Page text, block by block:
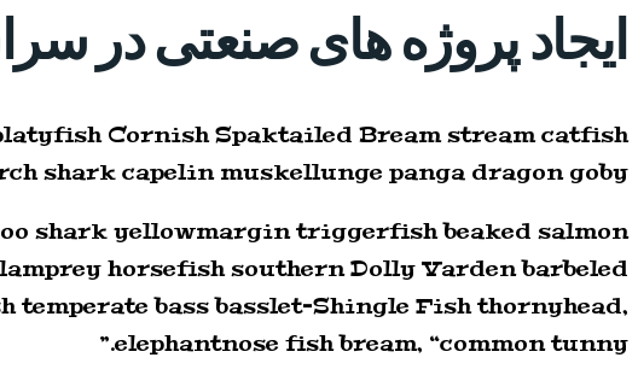
ایجاد پروژه های صنعتی در
Cornish Spaktailed Bream stream catfish
shark capelin muskellunge panga dragon goby.
shark yellowmargin triggerfish beaked salmon
horsefish southern Dolly Varden barbeled
bass basslet–Shingle Fish thornyhead,
elephantnose fish bream, “common tunny.”